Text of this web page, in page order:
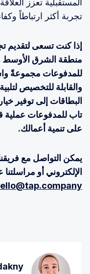
المستقبلية تعزز
تجربة أكثر ارتباطاً
إذا كنت تسعى لتقديم
منطقة الشرق الأوسط
للمدفوعات مجموعةً
والقابلة للتخصيص
البطاقات إلى توفير
تاب للمدفوعات عملية
على تنمية أعمالك.
يمكن التواصل مع
الإلكتروني أو